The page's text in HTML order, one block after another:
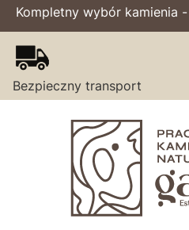
Kompletny wybór kamienia
Bezpieczny transport